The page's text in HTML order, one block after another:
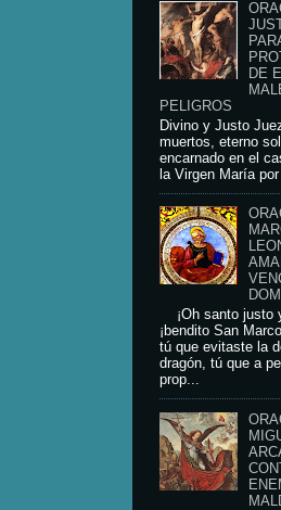
DE
PELIGROS
Divino y Justo
muertos, eterno
encarnado en el
la Virgen María
¡Oh santo justo
¡bendito San
tú que evitaste la
dragón, tú que a
prop...